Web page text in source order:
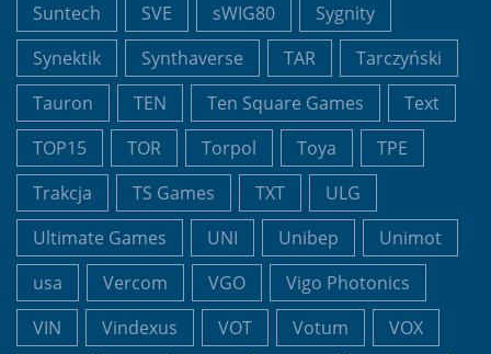
Suntech
SVE sWIG80
Sygnity
Synektik
Synthaverse TAR
Tarczyński
Tauron
TEN Ten Square Games
Text
TOP15
TOR Torpol Toya
TPE
Trakcja
TS Games TXT
ULG
Ultimate Games
UNI Unibep
Unimot
usa
Vercom VGO
Vigo Photonics
VIN
Vindexus VOT Votum
VOX